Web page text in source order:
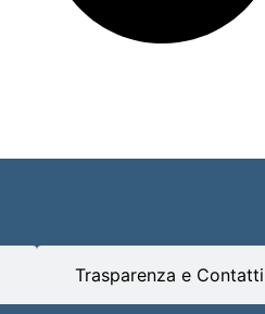
Trasparenza e Contatti